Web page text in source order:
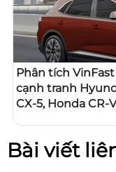
Phân tích
cạnh tranh
CX-5, Honda
Bài viết